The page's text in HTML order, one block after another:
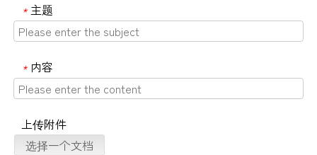
* 主题
* 内容
上传附件
选择一个文档